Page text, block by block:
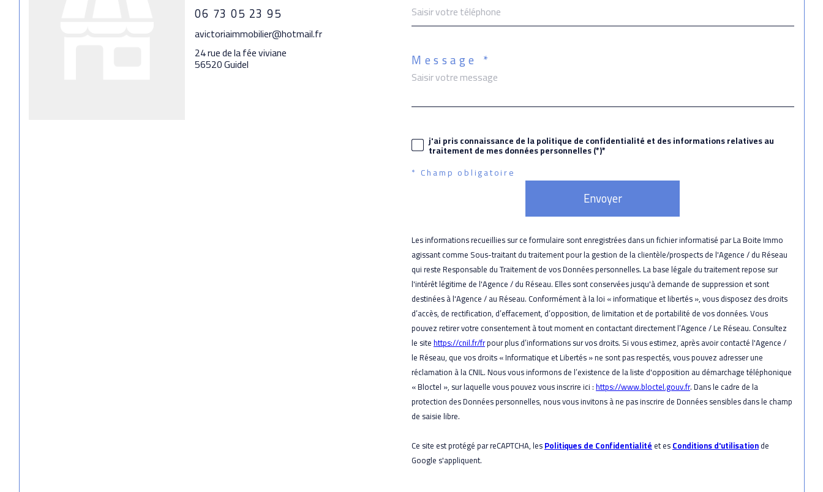
06 73 05 23 95
avictoriaimmobilier@hotmail.fr
24 rue de la fée viviane
56520 Guidel Message *
j'ai pris connaissance de la politique de confidentialité et des informations relatives au
traitement de mes données personnelles (*)*
* Champ obligatoire
Envoyer
Les informations recueillies sur ce formulaire sont enregistrées dans un fichier informatisé par La Boite Immo
agissant comme Sous-traitant du traitement pour la gestion de la clientèle/prospects de l'Agence / du Réseau
qui reste Responsable du Traitement de vos Données personnelles. La base légale du traitement repose sur
l'intérêt légitime de l'Agence / du Réseau. Elles sont conservées jusqu'à demande de suppression et sont
destinées à l'Agence / au Réseau. Conformément à la loi « informatique et libertés », vous disposez des droits
d’accès, de rectification, d’effacement, d’opposition, de limitation et de portabilité de vos données. Vous
pouvez retirer votre consentement à tout moment en contactant directement l’Agence / Le Réseau. Consultez
le sitehttps://cnil.fr/frpour plus d’informations sur vos droits. Si vous estimez, après avoir contacté l'Agence /
le Réseau, que vos droits « Informatique et Libertés » ne sont pas respectés, vous pouvez adresser une
réclamation à la CNIL. Nous vous informons de l’existence de la liste d'opposition au démarchage téléphonique
« Bloctel », sur laquelle vous pouvez vous inscrire ici :https://www.bloctel.gouv.fr. Dans le cadre de la
protection des Données personnelles, nous vous invitons à ne pas inscrire de Données sensibles dans le champ
de saisie libre.
Ce site est protégé par reCAPTCHA, lesPolitiques de Confidentialitéet esConditions d'utilisationde
Google s'appliquent.